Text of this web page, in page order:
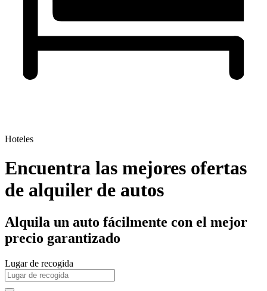
Hoteles
Encuentra las mejores ofertas
de alquiler de autos
Alquila un auto fácilmente con el mejor
precio garantizado
Lugar de recogida